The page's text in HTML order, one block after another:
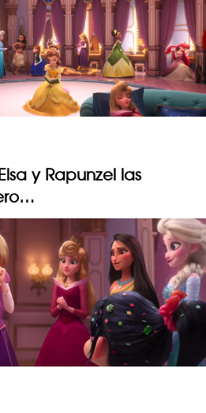
y Rapunzel las